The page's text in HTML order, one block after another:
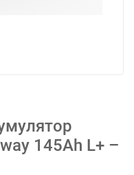
145Ah L+ –